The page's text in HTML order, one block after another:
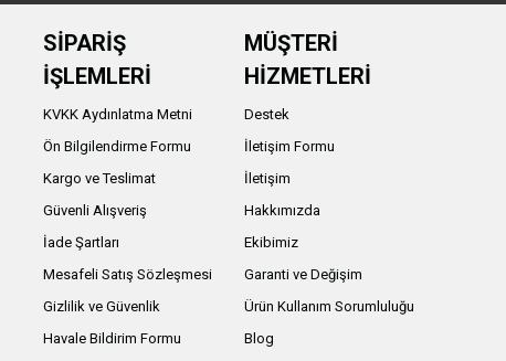
SİPARİŞ
İŞLEMLERİ
KVKK Aydınlatma Metni
Ön Bilgilendirme Formu
Kargo ve Teslimat
Güvenli Alışveriş
İade Şartları
Mesafeli Satış Sözleşmesi
Gizlilik ve Güvenlik
Havale Bildirim Formu
MÜŞTERİ
HİZMETLERİ
Destek
İletişim Formu
İletişim
Hakkımızda
Ekibimiz
Garanti ve Değişim
Ürün Kullanım Sorumluluğu
Blog